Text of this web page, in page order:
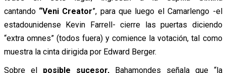
cantando“Veni Creator”, para que luego el Camarlengo -el
estadounidense Kevin Farrell- cierre las puertas diciendo
“extra omnes” (todos fuera) y comience la votación, tal como
muestra la cinta dirigida por Edward Berger.
Sobre elposible sucesor, Bahamondes señala que “la